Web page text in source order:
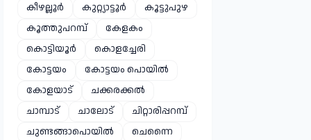
കീഴല്ലൂർ
കുറ്റ്യാട്ടൂർ
കൂട്ടുപുഴ
കൂത്തുപറമ്പ്
കേളകം
കൊട്ടിയൂർ
കൊളച്ചേരി
കോട്ടയം
കോട്ടയം പൊയിൽ
കോളയാട്
ചക്കരക്കൽ
ചാമ്പാട്
ചാലോട്
ചിറ്റാരിപ്പറമ്പ്
ചുണ്ടങ്ങാപൊയിൽ
ചെന്നൈ